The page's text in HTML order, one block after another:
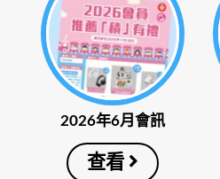
2026年6月會訊
查看